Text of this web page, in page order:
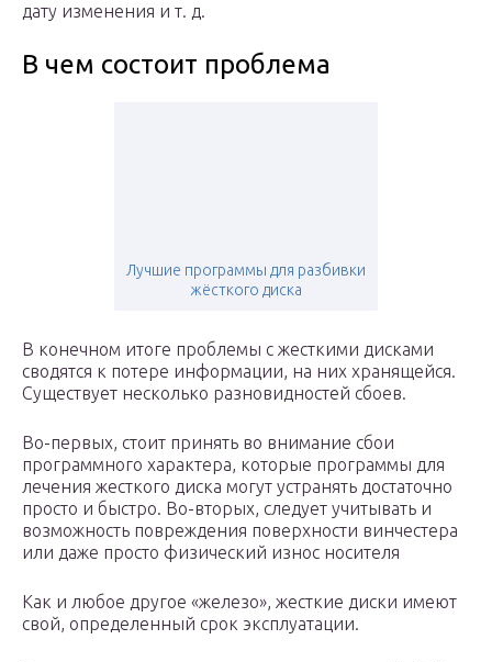
дату изменения и т. д.
В чем состоит проблема
Лучшие программы для разбивки
жёсткого диска
В конечном итоге проблемы с жесткими дисками
сводятся к потере информации, на них хранящейся.
Существует несколько разновидностей сбоев.
Во-первых, стоит принять во внимание сбои
программного характера, которые программы для
лечения жесткого диска могут устранять достаточно
просто и быстро. Во-вторых, следует учитывать и
возможность повреждения поверхности винчестера
или даже просто физический износ носителя
Как и любое другое «железо», жесткие диски имеют
свой, определенный срок эксплуатации.